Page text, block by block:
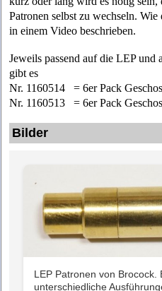
Patronen selbst zu wechseln.
in einem Video beschrieben.
Jeweils passend auf die LEP und
gibt es
Nr. 1160514 = 6er Pack
Nr. 1160513 = 6er Pack
Bilder
LEP Patronen von Brocock.
unterschiedliche